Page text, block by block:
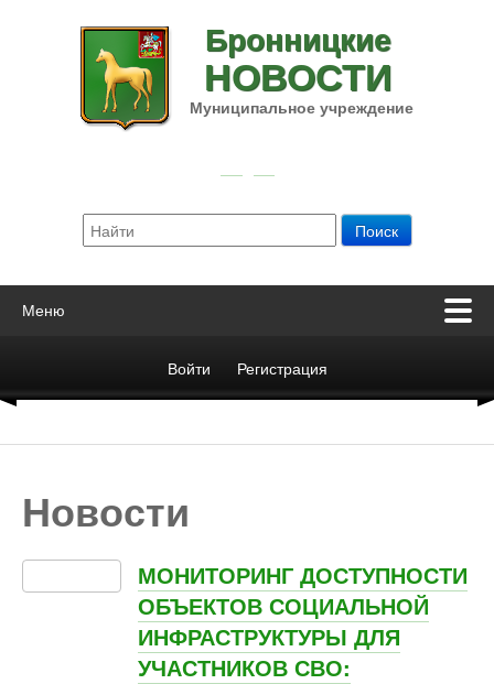
Бронницкие
НОВОСТИ
Муниципальное учреждение
Меню
Войти Регистрация
Новости
МОНИТОРИНГ ДОСТУПНОСТИ
ОБЪЕКТОВ СОЦИАЛЬНОЙ
ИНФРАСТРУКТУРЫ ДЛЯ
УЧАСТНИКОВ СВО: